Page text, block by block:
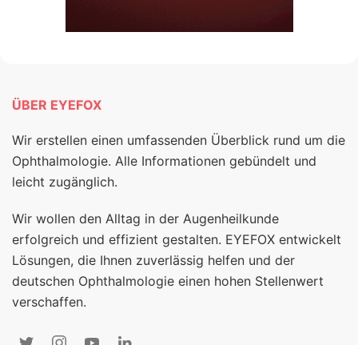
ÜBER EYEFOX
Wir erstellen einen umfassenden Überblick rund um die
Ophthalmologie. Alle Informationen gebündelt und
leicht zugänglich.
Wir wollen den Alltag in der Augenheilkunde
erfolgreich und effizient gestalten. EYEFOX entwickelt
Lösungen, die Ihnen zuverlässig helfen und der
deutschen Ophthalmologie einen hohen Stellenwert
verschaffen.